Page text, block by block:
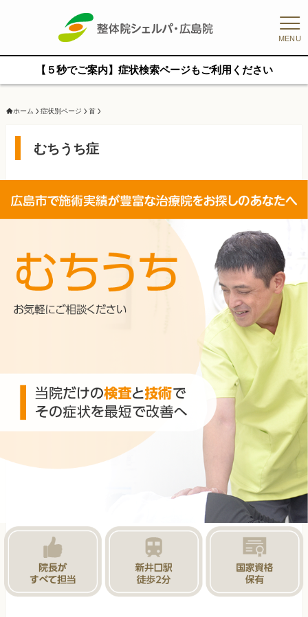
MENU
【５秒でご案内】症状検索ページもご利用ください
ホーム 症状別ページ 首
むちうち症